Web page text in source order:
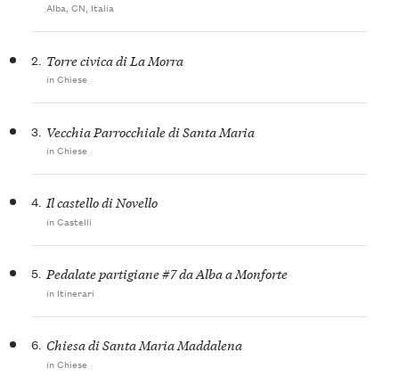
Alba, CN, Italia
2. Torre civica di La Morra
in Chiese
3. Vecchia Parrocchiale di Santa Maria
in Chiese
4. Il castello di Novello
in Castelli
5. Pedalate partigiane #7 da Alba a Monforte
in Itinerari
6. Chiesa di Santa Maria Maddalena
in Chiese